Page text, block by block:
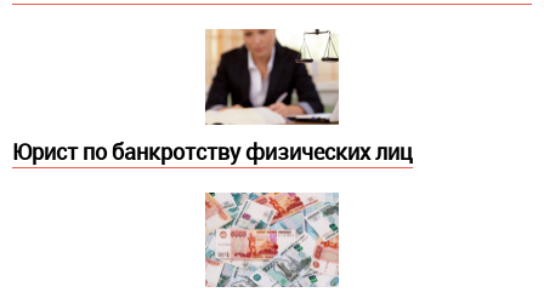
Юрист по банкротству физических лиц